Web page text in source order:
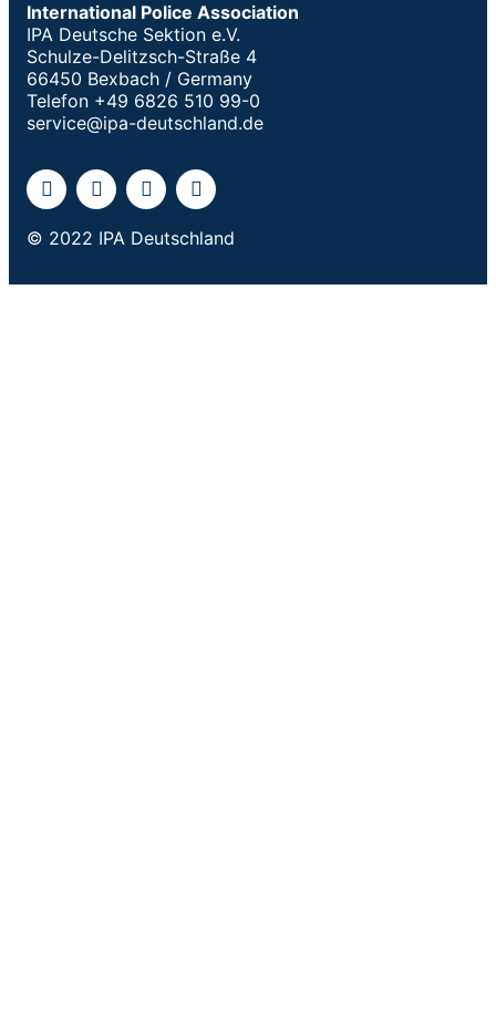
International Police Association
IPA Deutsche Sektion e.V.
Schulze-Delitzsch-Straße 4
66450 Bexbach / Germany
Telefon +49 6826 510 99-0
service@ipa-deutschland.de
© 2022 IPA Deutschland